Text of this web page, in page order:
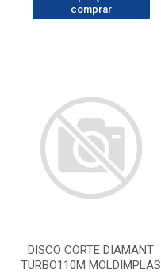
comprar
DISCO CORTE DIAMANT
TURBO110M MOLDIMPLAS